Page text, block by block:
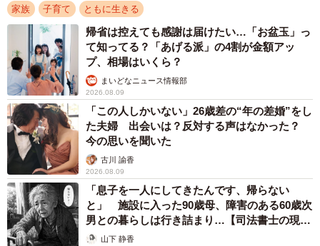
2/3
母の日のプレゼントに娘から送られてきたお花（提供：ぽに豆さん）
家族 子育て ともに生きる
帰省は控えても感謝は届けたい…「お盆玉」っ
て知ってる？「あげる派」の4割が金額アッ
プ、相場はいくら？
まいどなニュース情報部
2026.08.09
「この人しかいない」26歳差の“年の差婚”をし
た夫婦 出会いは？反対する声はなかった？
今の思いを聞いた
古川 諭香
2026.08.09
「息子を一人にしてきたんです、帰らない
と」 施設に入った90歳母、障害のある60歳次
男との暮らしは行き詰まり…【司法書士の現場
から】山下 静香